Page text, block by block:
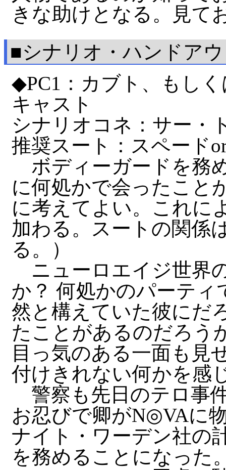
きな助けとなる。見て
■シナリオ・ハンドア
◆PC1：カブト、もし
キャスト
シナリオコネ：サー・
推奨スート：スペード
ボディーガードを務
に何処かで会ったこと
に考えてよい。これに
加わる。スートの関係
る。）
ニューロエイジ世界
か？ 何処かのパーティ
然と構えていた彼にだ
たことがあるのだろう
目っ気のある一面も見
付けきれない何かを感
警察も先日のテロ事
お忍びで卿がN◎VAに
ナイト・ワーデン社の
を務めることになった